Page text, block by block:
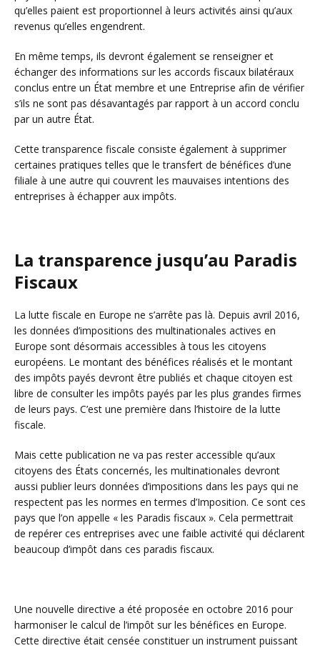
qu’elles paient est proportionnel à leurs activités ainsi qu’aux
revenus qu’elles engendrent.
En même temps, ils devront également se renseigner et
échanger des informations sur les accords fiscaux bilatéraux
conclus entre un État membre et une Entreprise afin de vérifier
s’ils ne sont pas désavantagés par rapport à un accord conclu
par un autre État.
Cette transparence fiscale consiste également à supprimer
certaines pratiques telles que le transfert de bénéfices d’une
filiale à une autre qui couvrent les mauvaises intentions des
entreprises à échapper aux impôts.
La transparence jusqu’au Paradis
Fiscaux
La lutte fiscale en Europe ne s’arrête pas là. Depuis avril 2016,
les données d’impositions des multinationales actives en
Europe sont désormais accessibles à tous les citoyens
européens. Le montant des bénéfices réalisés et le montant
des impôts payés devront être publiés et chaque citoyen est
libre de consulter les impôts payés par les plus grandes firmes
de leurs pays. C’est une première dans l’histoire de la lutte
fiscale.
Mais cette publication ne va pas rester accessible qu’aux
citoyens des États concernés, les multinationales devront
aussi publier leurs données d’impositions dans les pays qui ne
respectent pas les normes en termes d’Imposition. Ce sont ces
pays que l’on appelle « les Paradis fiscaux ». Cela permettrait
de repérer ces entreprises avec une faible activité qui déclarent
beaucoup d’impôt dans ces paradis fiscaux.
Une nouvelle directive a été proposée en octobre 2016 pour
harmoniser le calcul de l’impôt sur les bénéfices en Europe.
Cette directive était censée constituer un instrument puissant